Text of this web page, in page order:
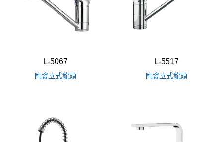
L-5067
陶瓷立式龍頭
L-5517
陶瓷立式龍頭